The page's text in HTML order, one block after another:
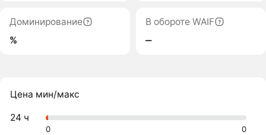
Доминирование
%
В обороте WAIF
‒
Цена мин/макс
24 ч
0 0